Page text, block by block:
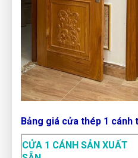
Bảng giá cửa thép 1 cánh
CỬA 1 CÁNH SẢN XUẤT